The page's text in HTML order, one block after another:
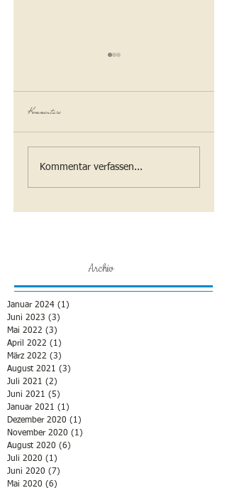
Airi meint Liebe
Kommentare
Kommentar verfassen...
Archiv
Januar 2024 (1)
Juni 2023 (3)
Mai 2022 (3)
April 2022 (1)
März 2022 (3)
August 2021 (3)
Juli 2021 (2)
Juni 2021 (5)
Januar 2021 (1)
Dezember 2020 (1)
November 2020 (1)
August 2020 (6)
Juli 2020 (1)
Juni 2020 (7)
Mai 2020 (6)